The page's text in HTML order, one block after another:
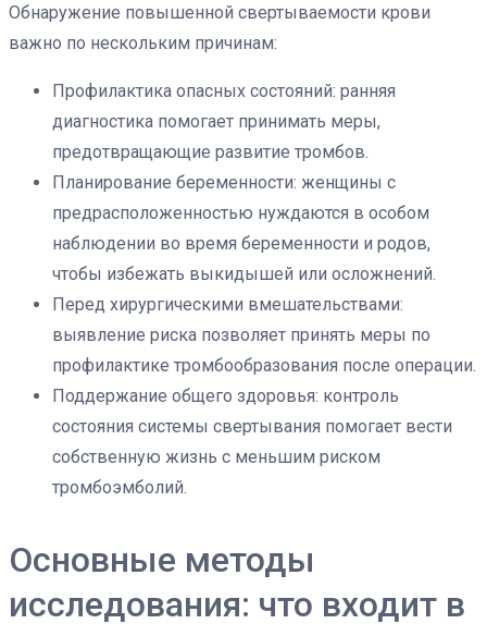
Обнаружение повышенной свертываемости крови
важно по нескольким причинам:
Профилактика опасных состояний: ранняя
диагностика помогает принимать меры,
предотвращающие развитие тромбов.
Планирование беременности: женщины с
предрасположенностью нуждаются в особом
наблюдении во время беременности и родов,
чтобы избежать выкидышей или осложнений.
Перед хирургическими вмешательствами:
выявление риска позволяет принять меры по
профилактике тромбообразования после операции.
Поддержание общего здоровья: контроль
состояния системы свертывания помогает вести
собственную жизнь с меньшим риском
тромбоэмболий.
Основные методы
исследования: что входит в